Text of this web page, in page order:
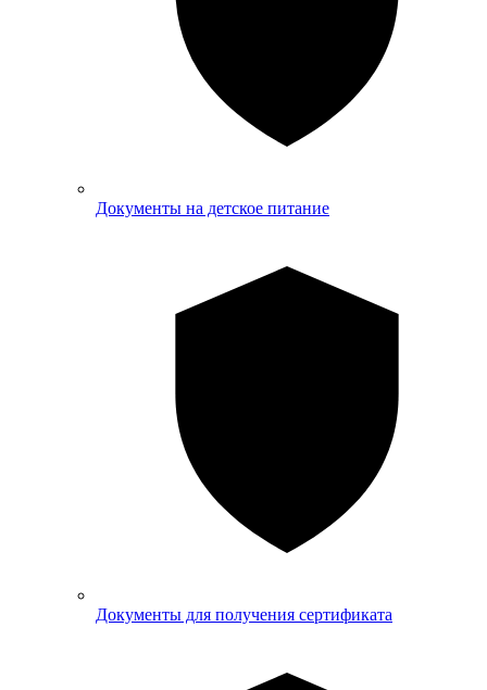
Документы на детское питание
Документы для получения сертификата